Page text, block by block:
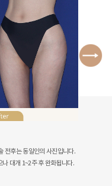
›
전후는 동일인의 사진입니다.
대개 1~2주 후 완화됩니다.